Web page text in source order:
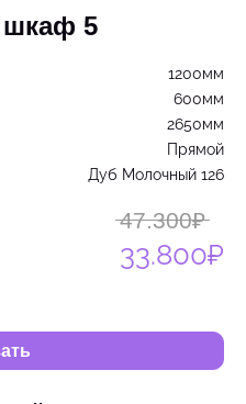
шкаф 5
1200мм
600мм
2650мм
Прямой
Дуб Молочный 126
47.300₽
33.800₽